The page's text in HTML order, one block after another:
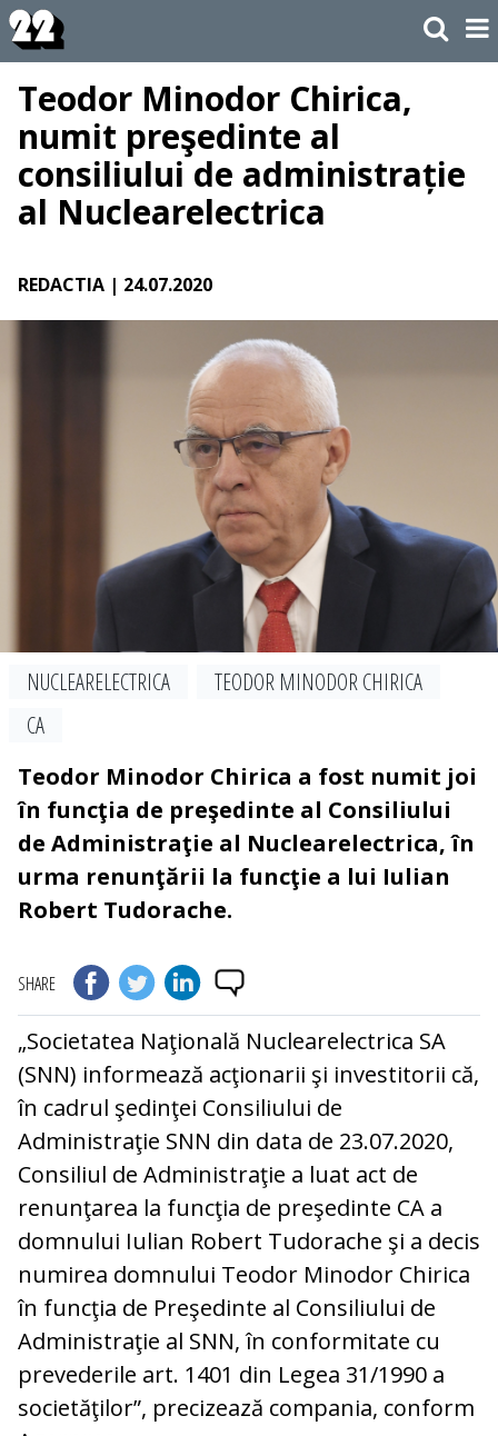
Teodor Minodor Chirica,
numit preşedinte al
consiliului de administrație
al Nuclearelectrica
REDACTIA | 24.07.2020
NUCLEARELECTRICA
TEODOR MINODOR CHIRICA
CA
Teodor Minodor Chirica a fost numit joi
în funcţia de preşedinte al Consiliului
de Administraţie al Nuclearelectrica, în
urma renunţării la funcţie a lui Iulian
Robert Tudorache.
SHARE
„Societatea Naţională Nuclearelectrica SA
(SNN) informează acţionarii şi investitorii că,
în cadrul şedinţei Consiliului de
Administraţie SNN din data de 23.07.2020,
Consiliul de Administraţie a luat act de
renunţarea la funcţia de preşedinte CA a
domnului Iulian Robert Tudorache şi a decis
numirea domnului Teodor Minodor Chirica
în funcţia de Preşedinte al Consiliului de
Administraţie al SNN, în conformitate cu
prevederile art. 1401 din Legea 31/1990 a
societăţilor”, precizează compania, conform